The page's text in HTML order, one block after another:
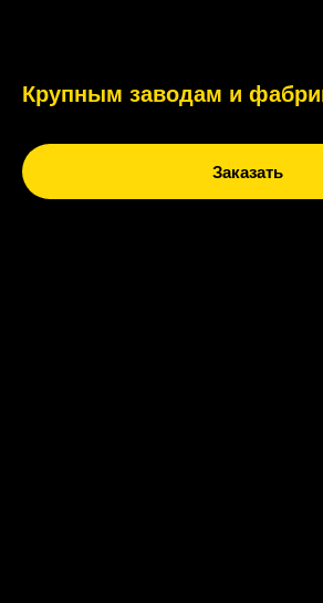
Крупным заводам и
Заказать